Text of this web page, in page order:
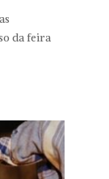
da feira